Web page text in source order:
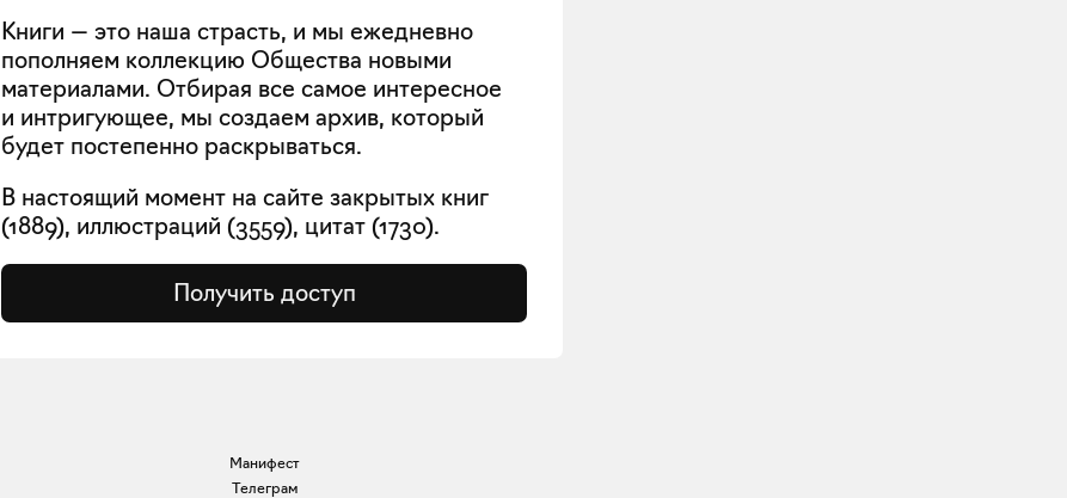
Книги — это наша страсть, и мы ежедневно
пополняем коллекцию Общества новыми
материалами. Отбирая все самое интересное
и интригующее, мы создаем архив, который
будет постепенно раскрываться.
В настоящий момент на сайте закрытых книг
(1889), иллюстраций (3559), цитат (1730).
Получить доступ
Манифест
Телеграм